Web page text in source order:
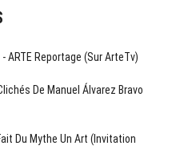
ARTE Reportage (sur ArteTv)
De Manuel Álvarez Bravo
Du Mythe Un Art (Invitation